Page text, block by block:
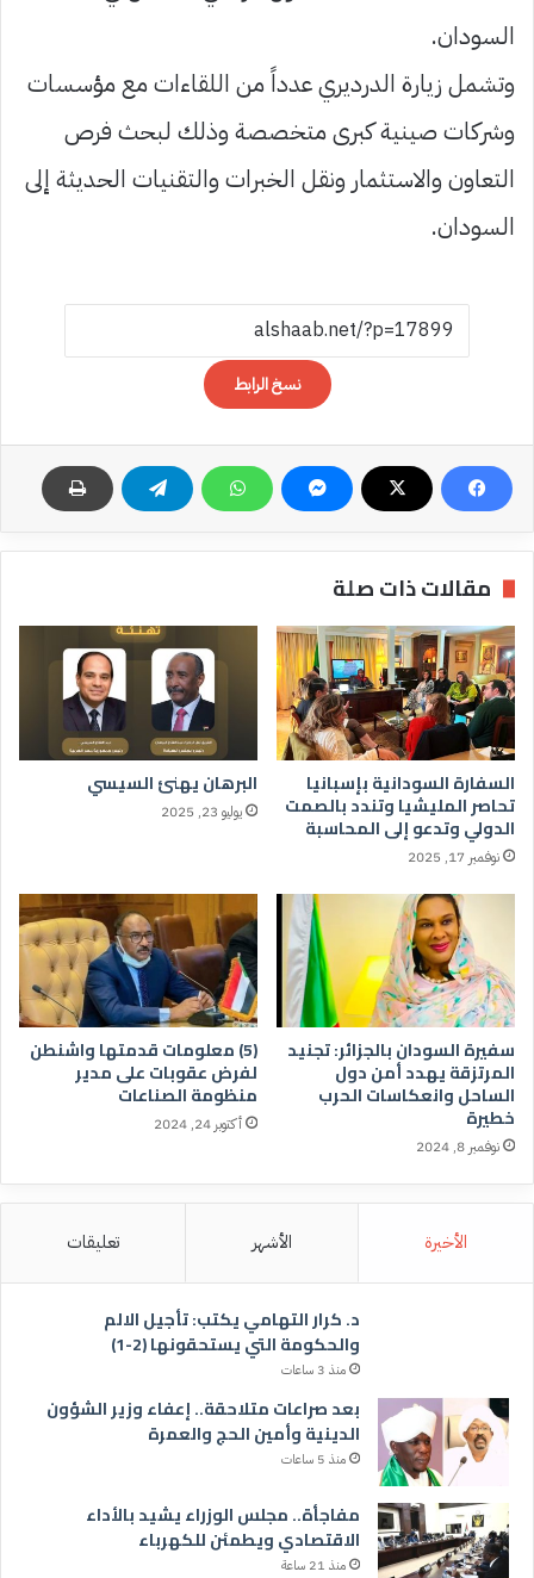
السودان.
وتشمل زيارة الدرديري عدداً من اللقاءات مع مؤسسات
وشركات صينية كبرى متخصصة وذلك لبحث فرص
التعاون والاستثمار ونقل الخبرات والتقنيات الحديثة إلى
السودان.
نسخ الرابط
مقالات ذات صلة
السفارة السودانية بإسبانيا
تحاصر المليشيا وتندد بالصمت
الدولي وتدعو إلى المحاسبة
نوفمبر 17, 2025
البرهان يهنئ السيسي
يوليو 23, 2025
سفيرة السودان بالجزائر: تجنيد
المرتزقة يهدد أمن دول
الساحل وانعكاسات الحرب
خطيرة
نوفمبر 8, 2024
(5) معلومات قدمتها واشنطن
لفرض عقوبات على مدير
منظومة الصناعات
أكتوبر 24, 2024
الأخيرة الأشهر تعليقات
د. كرار التهامي يكتب: تأجيل الالم
والحكومة التي يستحقونها (2-1)
منذ 3 ساعات
بعد صراعات متلاحقة.. إعفاء وزير الشؤون
الدينية وأمين الحج والعمرة
منذ 5 ساعات
مفاجأة.. مجلس الوزراء يشيد بالأداء
الاقتصادي ويطمئن للكهرباء
منذ 21 ساعة